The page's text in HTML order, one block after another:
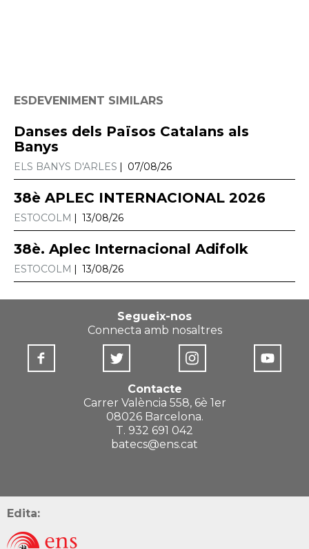
ESDEVENIMENT SIMILARS
Danses dels Països Catalans als
Banys
ELS BANYS D'ARLES 07/08/26
38è APLEC INTERNACIONAL 2026
ESTOCOLM 13/08/26
38è. Aplec Internacional Adifolk
ESTOCOLM 13/08/26
Segueix-nos
Connecta amb nosaltres
Contacte
Carrer València 558, 6è 1er
08026 Barcelona.
T. 932 691 042
batecs@ens.cat
Edita: